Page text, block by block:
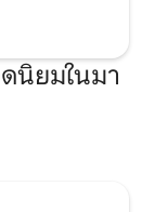
นิยมในมา